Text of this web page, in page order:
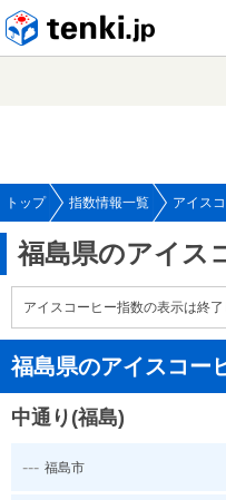
トップ 指数情報一覧 アイス
福島県のアイス
アイスコーヒー指数の表示は終了
福島県のアイスコー
中通り(福島)
--- 福島市